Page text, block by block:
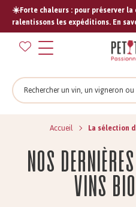
☀️Forte chaleurs : pour préserver
ralentissons les expéditions. En
Rechercher
Accueil La sélection
Nos
vins